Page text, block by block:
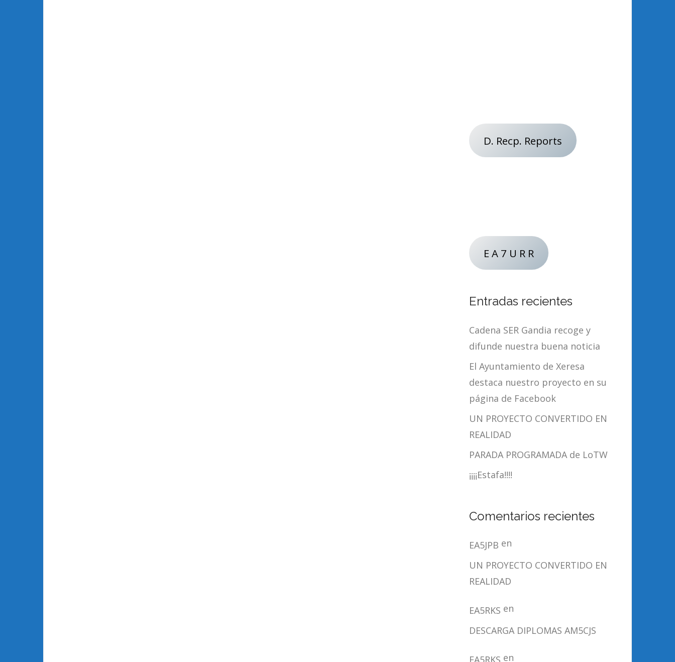
D. Recp. Reports
E A 7 U R R
Entradas recientes
Cadena SER Gandia recoge y
difunde nuestra buena noticia
El Ayuntamiento de Xeresa
destaca nuestro proyecto en su
página de Facebook
UN PROYECTO CONVERTIDO EN
REALIDAD
PARADA PROGRAMADA de LoTW
¡¡¡¡Estafa!!!!
Comentarios recientes
EA5JPB en
UN PROYECTO CONVERTIDO EN
REALIDAD
EA5RKS en
DESCARGA DIPLOMAS AM5CJS
en